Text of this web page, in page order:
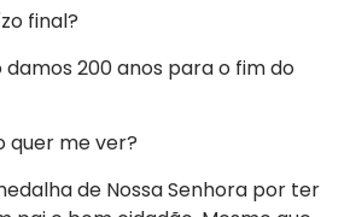
final?
damos 200 anos para o fim do
quer me ver?
de Nossa Senhora por ter